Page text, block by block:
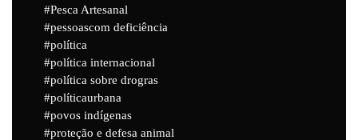
Pesca Artesanal
pessoascom deficiência
política
política internacional
política sobre drogras
políticaurbana
povos indígenas
proteção e defesa animal